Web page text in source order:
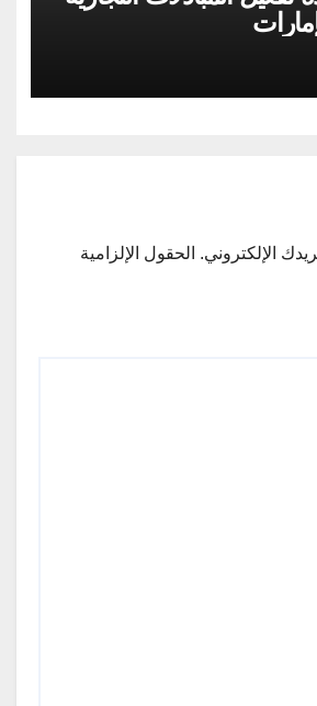
الإلكتروني. الحقول الإلزامية